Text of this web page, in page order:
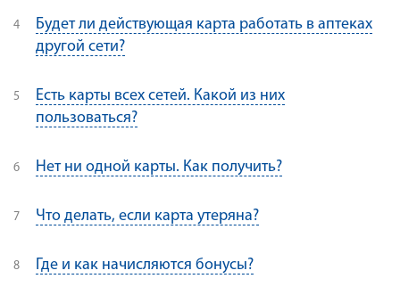
Будет ли действующая карта работать в аптеках
другой сети?
Есть карты всех сетей. Какой из них
пользоваться?
Нет ни одной карты. Как получить?
Что делать, если карта утеряна?
Где и как начисляются бонусы?